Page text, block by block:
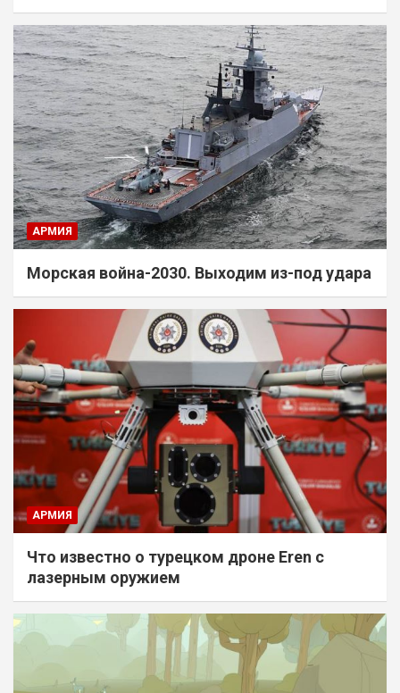
АРМИЯ
Морская война-2030. Выходим из-под удара
АРМИЯ
Что известно о турецком дроне Eren с
лазерным оружием